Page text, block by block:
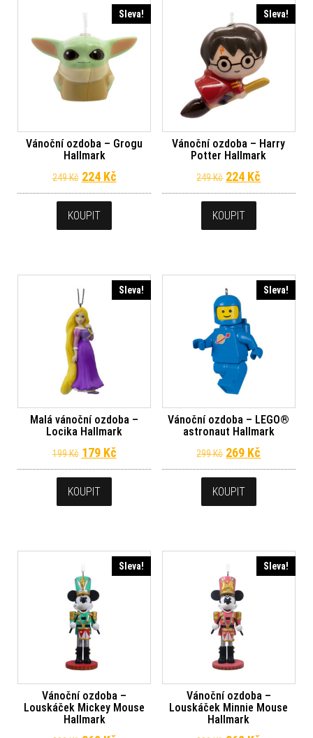
Sleva!
Vánoční ozdoba – Grogu
Hallmark
249Kč Původní cena byla: 249 Kč.
224 KčAktuální cena je: 224 Kč.
KOUPIT
Sleva!
Vánoční ozdoba – Harry
Potter Hallmark
249Kč Původní cena
224 Kč
KOUPIT
Sleva!
Malá vánoční ozdoba –
Locika Hallmark
199Kč Původní cena byla: 199 Kč.
179 KčAktuální cena je: 179 Kč.
KOUPIT
Sleva!
Vánoční ozdoba – LEGO®
astronaut Hallmark
299Kč Původní cena
269 Kč
KOUPIT
Sleva!
Vánoční ozdoba –
Louskáček Mickey Mouse
Hallmark
Sleva!
Vánoční ozdoba –
Louskáček Minnie Mouse
Hallmark